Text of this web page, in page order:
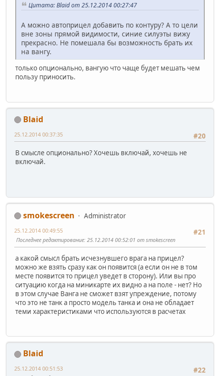
Цитата: Blaid от 25.12.2014 00:27:47
А можно автоприцел добавить по контуру? А то цели
вне зоны прямой видимости, синие силуэты вижу
прекрасно. Не помешала бы возможность брать их
на вангу.
только опционально, вангую что чаще будет мешать чем
пользу приносить.
Blaid
#20
25.12.2014 00:37:35
В смысле опционально? Хочешь включай, хочешь не
включай.
smokescreen
Administrator
#21
25.12.2014 00:49:55
Последнее редактирование: 25.12.2014 00:52:01 от smokescreen
а какой смысл брать исчезнувшего врага на прицел?
можно же взять сразу как он появится (а если он не в том
месте появится то прицел уведет в сторону). Или вы про
ситуацию когда на миникарте их видно а на поле - нет? Но
в этом случае Ванга не сможет взят упреждение, потому
что это не танк а просто модель танка и она не обладает
теми характеристиками что используются в расчетах
Blaid
#22
25.12.2014 00:51:53